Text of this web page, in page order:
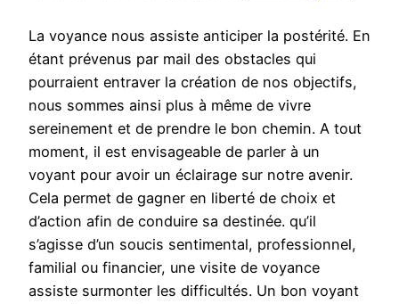
La voyance nous assiste anticiper la postérité. En
étant prévenus par mail des obstacles qui
pourraient entraver la création de nos objectifs,
nous sommes ainsi plus à même de vivre
sereinement et de prendre le bon chemin. A tout
moment, il est envisageable de parler à un
voyant pour avoir un éclairage sur notre avenir.
Cela permet de gagner en liberté de choix et
d’action afin de conduire sa destinée. qu’il
s’agisse d’un soucis sentimental, professionnel,
familial ou financier, une visite de voyance
assiste surmonter les difficultés. Un bon voyant